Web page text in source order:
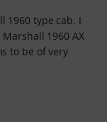
1960 type cab. I
1960 AX
to be of very